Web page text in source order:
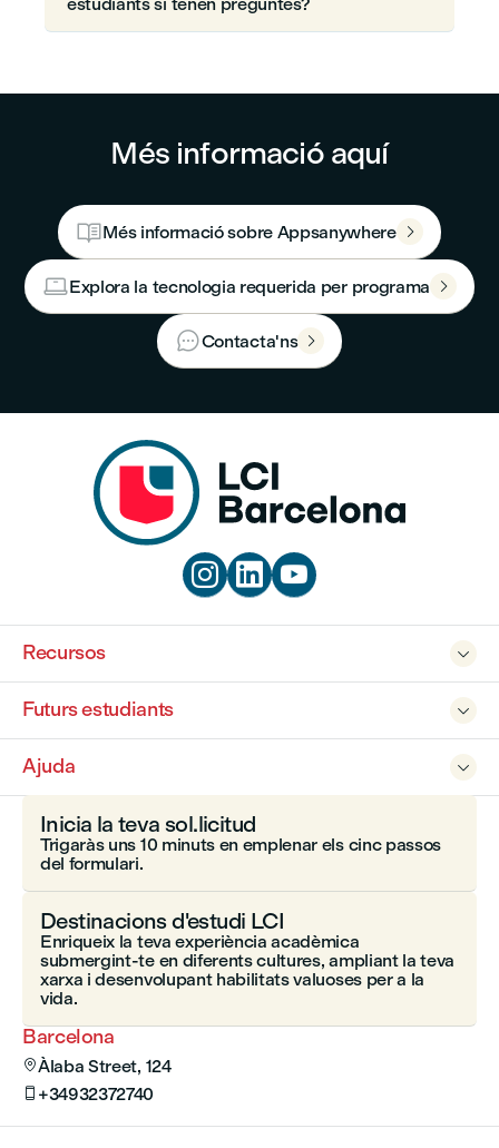
Més informació aquí
Més informació sobre Appsanywhere 
Explora la tecnologia requerida per programa 
Contacta'ns 
  

Recursos

Futurs estudiants

Ajuda
Barcelona
Àlaba Street, 124
 +34932372740
Inicia la teva sol.licitud
Trigaràs uns 10 minuts en emplenar els cinc passos
del formulari.
Destinacions d'estudi LCI
Enriqueix la teva experiència acadèmica
submergint-te en diferents cultures, ampliant la teva
xarxa i desenvolupant habilitats valuoses per a la
vida.